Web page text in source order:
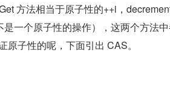
方法相当于原子性的++i，
是一个原子性的操作），这两个方法
子性的呢，下面引出 CAS。